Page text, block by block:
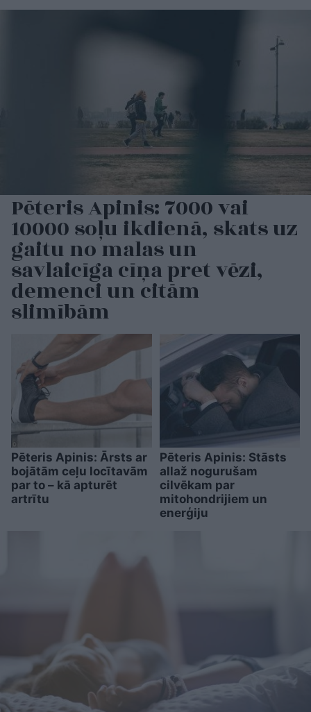
Pēteris Apinis: 7000 vai
10000 soļu ikdienā, skats uz
gaitu no malas un
savlaicīga cīņa pret vēzi,
demenci un citām
slimībām
Pēteris Apinis: Ārsts ar
bojātām ceļu locītavām
par to – kā apturēt
artrītu
Pēteris Apinis: Stāsts
allaž nogurušam
cilvēkam par
mitohondrijiem un
enerģiju